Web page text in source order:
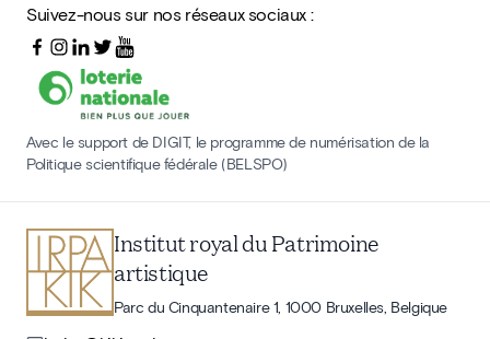
Suivez-nous sur nos réseaux sociaux :
Avec le support de DIGIT, le programme de numérisation de la
Politique scientifique fédérale (BELSPO)
Institut royal du Patrimoine
artistique
Parc du Cinquantenaire 1, 1000 Bruxelles, Belgique